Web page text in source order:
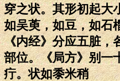
穿之状。其形初起大
如吴萸，如豆，如石
《内经》分应五脏，
部位。《局方》别一
疔。状如黍米稍